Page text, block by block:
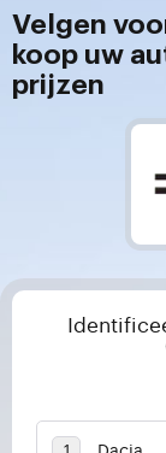
Velgen
koop uw
prijzen